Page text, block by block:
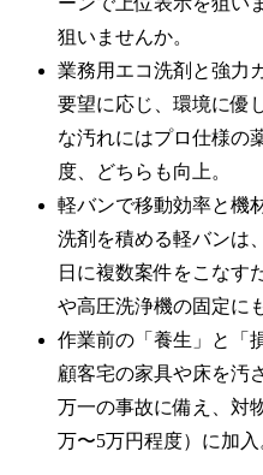
狙いませんか。
業務用エコ洗剤と強力
要望に応じ、環境に優
な汚れにはプロ仕様の
度、どちらも向上。
軽バンで移動効率と機
洗剤を積める軽バンは
日に複数案件をこなす
や高圧洗浄機の固定に
作業前の「養生」と「
顧客宅の家具や床を汚
万一の事故に備え、対
万〜5万円程度）に加